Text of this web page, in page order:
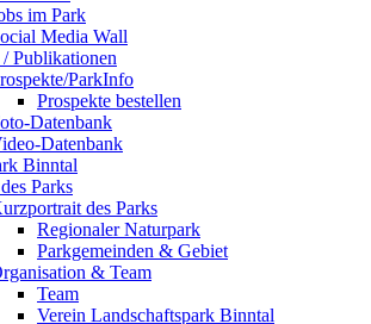
im Park
Media Wall
Publikationen
ParkInfo
Prospekte bestellen
Datenbank
Datenbank
Binntal
Parks
des Parks
Regionaler Naturpark
Parkgemeinden & Gebiet
& Team
Team
Verein Landschaftspark Binntal